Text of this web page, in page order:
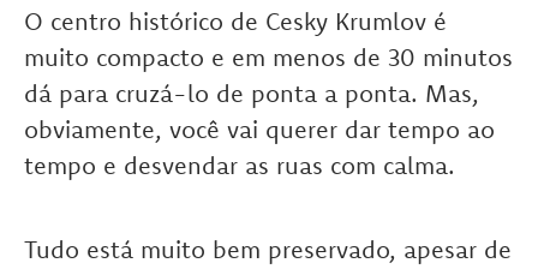
O centro histórico de Cesky Krumlov é
muito compacto e em menos de 30 minutos
dá para cruzá-lo de ponta a ponta. Mas,
obviamente, você vai querer dar tempo ao
tempo e desvendar as ruas com calma.
Tudo está muito bem preservado, apesar de